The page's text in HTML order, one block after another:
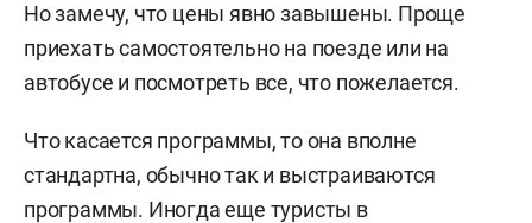
Но замечу, что цены явно завышены. Проще
приехать самостоятельно на поезде или на
автобусе и посмотреть все, что пожелается.
Что касается программы, то она вполне
стандартна, обычно так и выстраиваются
программы. Иногда еще туристы в